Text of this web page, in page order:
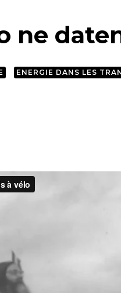
ne
ENERGIE DANS LES